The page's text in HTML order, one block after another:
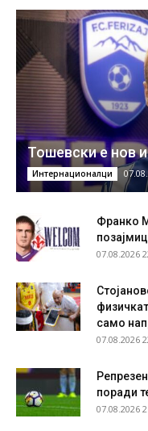
Тошевски е нов
Интернационалци
Франко
07.08.2026
само
07.08.2026
поради
07.08.2026